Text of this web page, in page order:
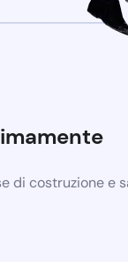
di costruzione e